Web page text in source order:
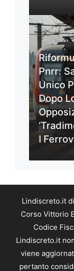
Pnrr:
Unico
Dopo
I
Lindiscreto.it
Corso Vittorio
Codice
Lindiscreto.it
viene
pertanto